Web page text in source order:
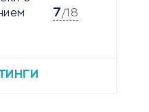
7/18